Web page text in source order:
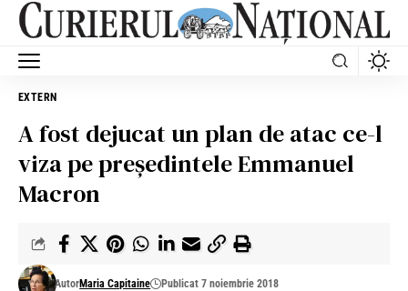
EXTERN
A fost dejucat un plan de atac ce-l
viza pe președintele Emmanuel
Macron
AutorMaria Capitaine Publicat 7 noiembrie 2018